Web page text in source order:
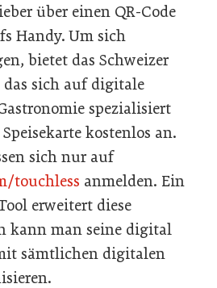
über einen QR-Code
Handy. Um sich
bietet das Schweizer
das sich auf digitale
spezialisiert
kostenlos an.
sich nur auf
touchless anmelden. Ein
erweitert diese
kann man seine digital
sämtlichen digitalen